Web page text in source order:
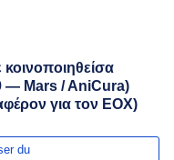
— Mars / AniCura)
για τον ΕΟΧ)
du